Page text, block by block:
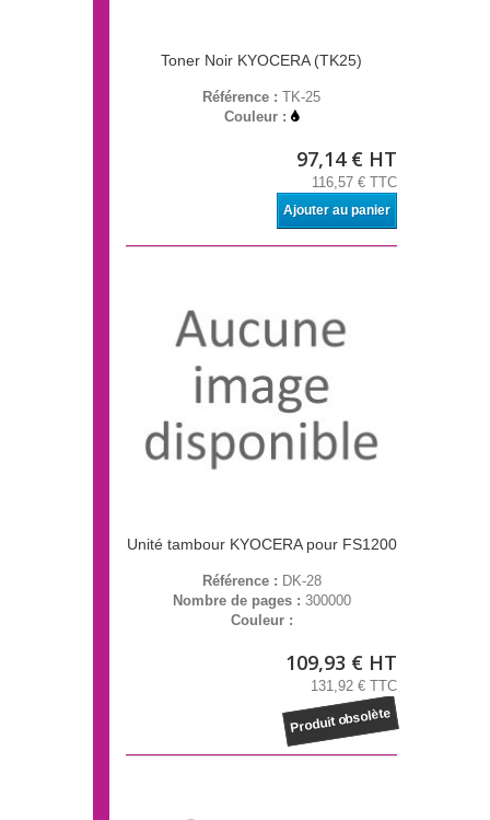
Toner Noir KYOCERA (TK25)
Référence : TK-25
Couleur :
97,14 € HT
116,57 € TTC
Ajouter au panier
Unité tambour KYOCERA pour FS1200
Référence : DK-28
Nombre de pages : 300000
Couleur :
109,93 € HT
131,92 € TTC
Produit obsolète